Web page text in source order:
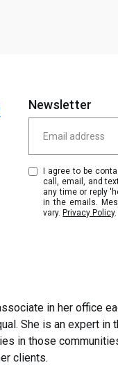
Newsletter
I agree to be
call, email, and
any time or reply
in the emails.
vary. Privacy Policy.
in her office
She is an expert in
in those
clients.